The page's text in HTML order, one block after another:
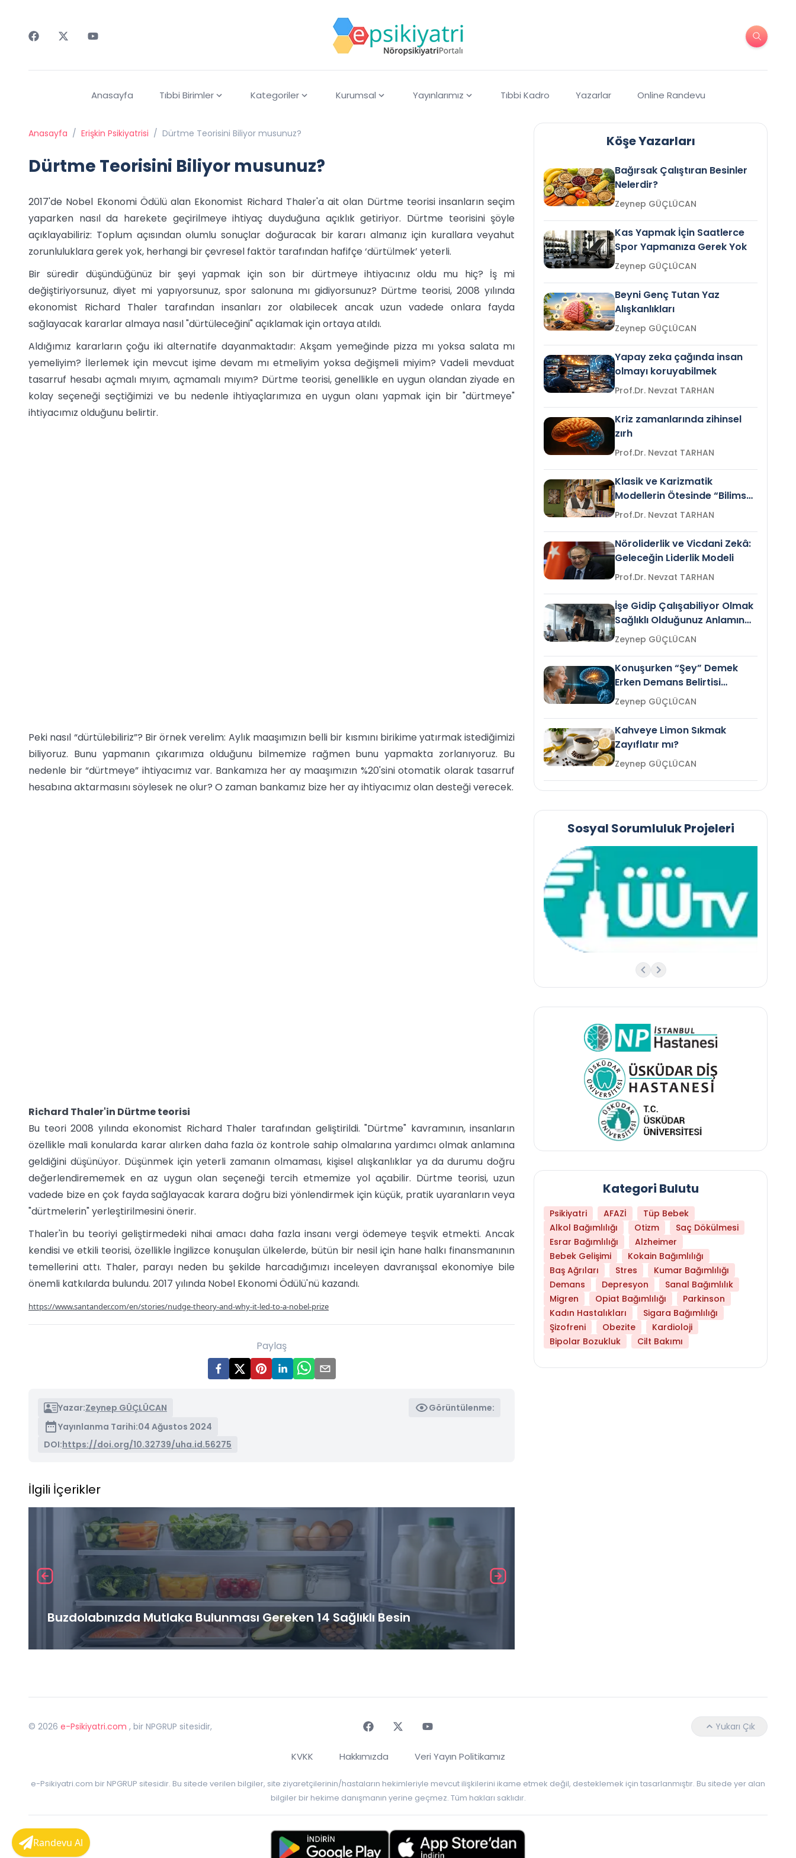
Anasayfa Tıbbi Birimler Kategoriler Kurumsal Yayınlarımız Tıbbi Kadro Yazarlar Online Randevu
Anasayfa / Erişkin Psikiyatrisi / Dürtme Teorisini Biliyor musunuz?
Dürtme Teorisini Biliyor musunuz?
2017'de Nobel Ekonomi Ödülü alan Ekonomist Richard Thaler'a ait olan Dürtme teorisi insanların seçim
yaparken nasıl da harekete geçirilmeye ihtiyaç duyduğuna açıklık getiriyor. Dürtme teorisini şöyle
açıklayabiliriz: Toplum açısından olumlu sonuçlar doğuracak bir kararı almanız için kurallara veyahut
zorunluluklara gerek yok, herhangi bir çevresel faktör tarafından hafifçe ‘dürtülmek’ yeterli.
Bir süredir düşündüğünüz bir şeyi yapmak için son bir dürtmeye ihtiyacınız oldu mu hiç? İş mi
değiştiriyorsunuz, diyet mi yapıyorsunuz, spor salonuna mı gidiyorsunuz? Dürtme teorisi, 2008 yılında
ekonomist Richard Thaler tarafından insanları zor olabilecek ancak uzun vadede onlara fayda
sağlayacak kararlar almaya nasıl "dürtüleceğini" açıklamak için ortaya atıldı.
Aldığımız kararların çoğu iki alternatife dayanmaktadır: Akşam yemeğinde pizza mı yoksa salata mı
yemeliyim? İlerlemek için mevcut işime devam mı etmeliyim yoksa değişmeli miyim? Vadeli mevduat
tasarruf hesabı açmalı mıyım, açmamalı mıyım? Dürtme teorisi, genellikle en uygun olandan ziyade en
kolay seçeneği seçtiğimizi ve bu nedenle ihtiyaçlarımıza en uygun olanı yapmak için bir "dürtmeye"
ihtiyacımız olduğunu belirtir.
Peki nasıl “dürtülebiliriz”? Bir örnek verelim: Aylık maaşımızın belli bir kısmını birikime yatırmak istediğimizi
biliyoruz. Bunu yapmanın çıkarımıza olduğunu bilmemize rağmen bunu yapmakta zorlanıyoruz. Bu
nedenle bir “dürtmeye” ihtiyacımız var. Bankamıza her ay maaşımızın %20'sini otomatik olarak tasarruf
hesabına aktarmasını söylesek ne olur? O zaman bankamız bize her ay ihtiyacımız olan desteği verecek.
Richard Thaler'in Dürtme teorisi
Bu teori 2008 yılında ekonomist Richard Thaler tarafından geliştirildi. "Dürtme" kavramının, insanların
özellikle mali konularda karar alırken daha fazla öz kontrole sahip olmalarına yardımcı olmak anlamına
geldiğini düşünüyor. Düşünmek için yeterli zamanın olmaması, kişisel alışkanlıklar ya da durumu doğru
değerlendirememek en az uygun olan seçeneği tercih etmemize yol açabilir. Dürtme teorisi, uzun
vadede bize en çok fayda sağlayacak karara doğru bizi yönlendirmek için küçük, pratik uyaranların veya
"dürtmelerin" yerleştirilmesini önerir.
Thaler'in bu teoriyi geliştirmedeki nihai amacı daha fazla insanı vergi ödemeye teşvik etmekti. Ancak
kendisi ve etkili teorisi, özellikle İngilizce konuşulan ülkelerde, bütün bir nesil için hane halkı finansmanının
temellerini attı. Thaler, parayı neden bu şekilde harcadığımızı inceleyen davranışsal ekonomiye bile
önemli katkılarda bulundu. 2017 yılında Nobel Ekonomi Ödülü'nü kazandı.
https://www.santander.com/en/stories/nudge-theory-and-why-it-led-to-a-nobel-prize
Paylaş
Yazar:Zeynep GÜÇLÜCAN
Görüntülenme:
Yayınlanma Tarihi:04 Ağustos 2024
DOI:https://doi.org/10.32739/uha.id.56275
İlgili İçerikler
Buzdolabınızda Mutlaka Bulunması Gereken 14 Sağlıklı Besin
Köşe Yazarları
Bağırsak Çalıştıran Besinler
Nelerdir?
Zeynep GÜÇLÜCAN
Kas Yapmak İçin Saatlerce
Spor Yapmanıza Gerek Yok
Zeynep GÜÇLÜCAN
Beyni Genç Tutan Yaz
Alışkanlıkları
Zeynep GÜÇLÜCAN
Yapay zeka çağında insan
olmayı koruyabilmek
Prof.Dr. Nevzat TARHAN
Kriz zamanlarında zihinsel
zırh
Prof.Dr. Nevzat TARHAN
Klasik ve Karizmatik
Modellerin Ötesinde “Bilimsel
Liderlik”
Prof.Dr. Nevzat TARHAN
Nöroliderlik ve Vicdani Zekâ:
Geleceğin Liderlik Modeli
Prof.Dr. Nevzat TARHAN
İşe Gidip Çalışabiliyor Olmak
Sağlıklı Olduğunuz Anlamına
Gelir mi?Zeynep GÜÇLÜCAN
Konuşurken “Şey” Demek
Erken Demans Belirtisi
Olabilir mi?Zeynep GÜÇLÜCAN
Kahveye Limon Sıkmak
Zayıflatır mı?
Zeynep GÜÇLÜCAN
Sosyal Sorumluluk Projeleri
Kategori Bulutu
Psikiyatri AFAZİ
Tüp Bebek
Alkol Bağımlılığı
Otizm
Saç Dökülmesi
Esrar Bağımlılığı
Alzheimer
Bebek Gelişimi
Kokain Bağımlılığı
Baş Ağrıları
Stres
Kumar Bağımlılığı
Demans
Depresyon
Sanal Bağımlılık
Migren
Opiat Bağımlılığı
Parkinson
Kadın Hastalıkları
Sigara Bağımlılığı
Şizofreni
Obezite
Kardioloji
Bipolar Bozukluk
Cilt Bakımı
© 2026 e-Psikiyatri.com , bir NPGRUP sitesidir, Yukarı Çık
KVKK Hakkımızda Veri Yayın Politikamız
e-Psikiyatri.com bir NPGRUP sitesidir. Bu sitede verilen bilgiler, site ziyaretçilerinin/hastaların hekimleriyle mevcut ilişkilerini ikame etmek değil, desteklemek için tasarlanmıştır. Bu sitede yer alan
bilgiler bir hekime danışmanın yerine geçmez. Tüm hakları saklıdır.
Randevu Al